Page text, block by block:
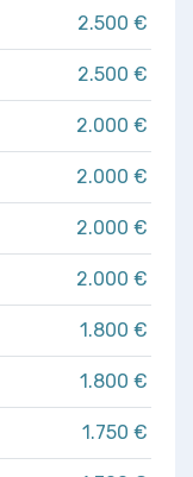
2.500 €
2.500 €
2.000 €
2.000 €
2.000 €
2.000 €
1.800 €
1.800 €
1.750 €